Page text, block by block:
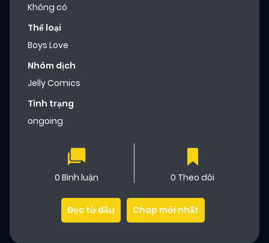
Không có
Thể loại
Boys Love
Nhóm dịch
Jelly Comics
Tình trạng
ongoing
0 Bình luận 0 Theo dõi
Đọc từ đầu Chap mới nhất